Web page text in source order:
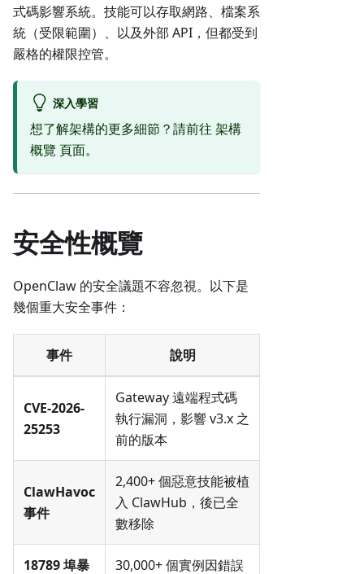
式碼影響系統。技能可以存取網路、檔案系
統（受限範圍）、以及外部 API，但都受到
嚴格的權限控管。
深入學習
想了解架構的更多細節？請前往 架構
概覽 頁面。
安全性概覽
OpenClaw 的安全議題不容忽視。以下是
幾個重大安全事件：
事件 說明
CVE-2026-
25253
Gateway 遠端程式碼
執行漏洞，影響 v3.x 之
前的版本
ClawHavoc
事件
2,400+ 個惡意技能被植
入 ClawHub，後已全
數移除
18789 埠暴 30,000+ 個實例因錯誤